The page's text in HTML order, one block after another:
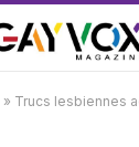
» Trucs lesbiennes